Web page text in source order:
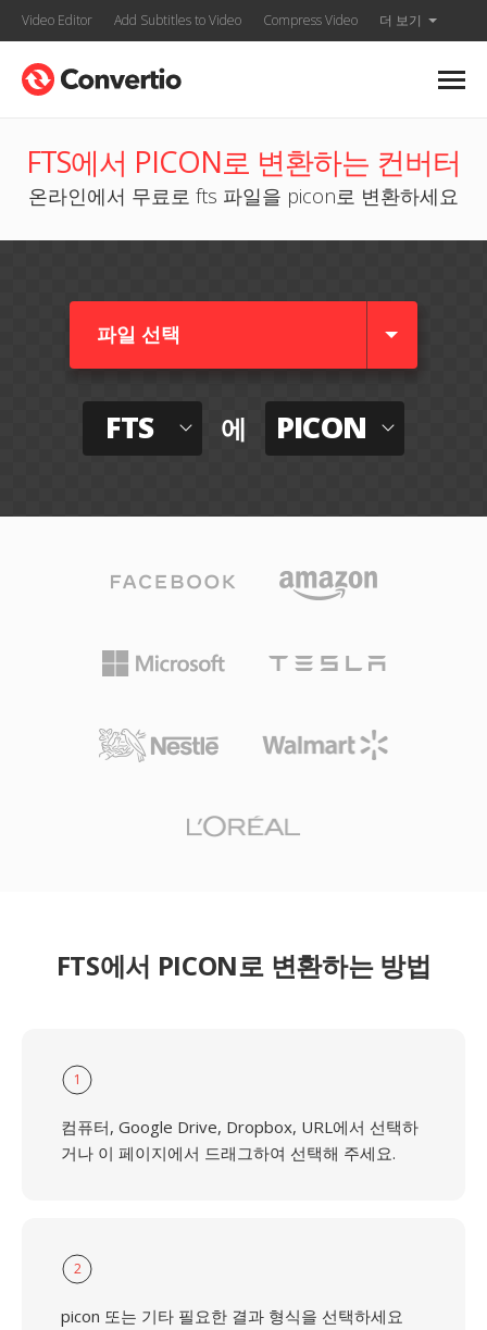
Video Editor Add Subtitles to Video Compress Video 더 보기
FTS에서 PICON로 변환하는 컨버터
온라인에서 무료로 fts 파일을 picon로 변환하세요
파일 선택
FTS 에 PICON
FTS에서 PICON로 변환하는 방법
1
컴퓨터, Google Drive, Dropbox, URL에서 선택하
거나 이 페이지에서 드래그하여 선택해 주세요.
2
picon 또는 기타 필요한 결과 형식을 선택하세요